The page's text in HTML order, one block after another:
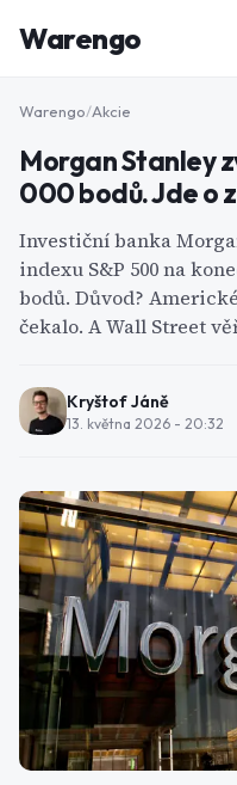
Warengo
NOVÉ
Warengo/Akcie
Morgan Stanley
000 bodů. Jde o
Investiční banka
indexu S&P 500 na
bodů. Důvod?
čekalo. A Wall Street
Kryštof Jáně
13. května 2026 - 20:32